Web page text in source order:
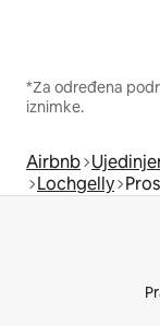
*Za određena
iznimke.
Airbnb
Lochgelly